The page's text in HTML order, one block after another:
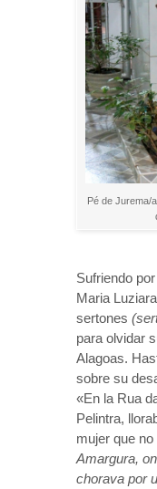
Pé de Jurema/
Sufriendo
Maria
sertones
para olvidar
Alagoas.
sobre su
«En la Rua
Pelintra,
mujer que
Amargura,
chorava por